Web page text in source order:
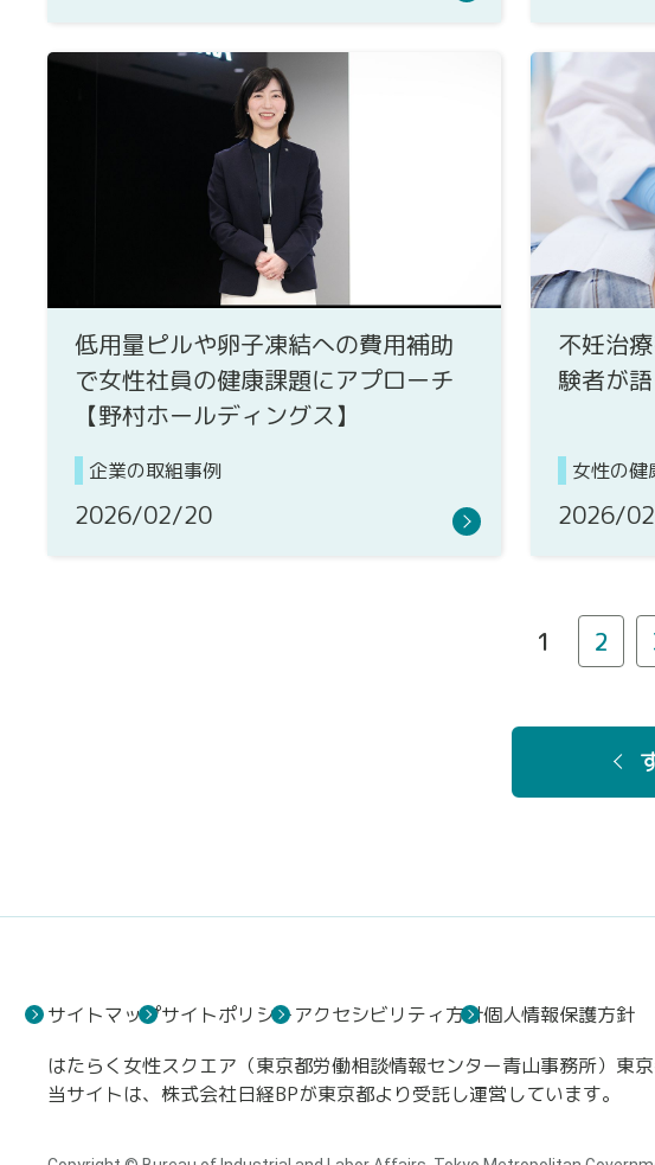
低用量ピルや卵子凍結への費用補助
で女性社員の健康課題にアプローチ
【野村ホールディングス】
企業の取組事例
2026/02/20
不妊治
験者が
女性の健
2026/
1 2
サイトマップサイトポリシーアクセシビリティ方針個人情報保護方針
はたらく女性スクエア（東京都労働相談情報センター青山事務所）
当サイトは、株式会社日経BPが東京都より受託し運営しています。